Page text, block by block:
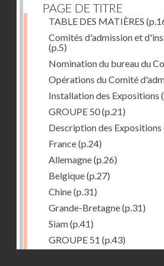
PAGE DE TITRE
TABLE DES MATIÈRES
Comités d'admission et
(p.5)
Nomination du bureau du
Opérations du Comité
Installation des Expositions
GROUPE 50(p.21)
Description des Expositions
France(p.24)
Allemagne(p.26)
Belgique(p.27)
Chine(p.31)
Grande-Bretagne(p.31)
Siam(p.41)
GROUPE 51 (p.43)